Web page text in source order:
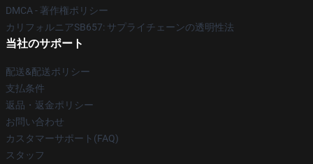
DMCA - 著作権ポリシー
カリフォルニアSB657: サプライチェーンの透明性法
当社のサポート
配送&配送ポリシー
支払条件
返品・返金ポリシー
お問い合わせ
カスタマーサポート(FAQ)
スタッフ